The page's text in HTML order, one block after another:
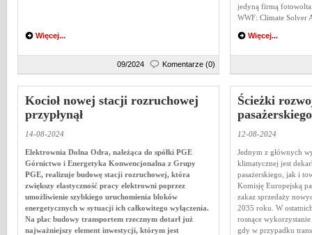
Więcej...
09/2024 Komentarze (0)
jedyną firmą
WWF: Climate Solver
Więcej...
Kocioł nowej stacji rozruchowej
przypłynął
14-08-2024
Elektrownia Dolna Odra, należąca do spółki PGE
Górnictwo i Energetyka Konwencjonalna z Grupy
PGE, realizuje budowę stacji rozruchowej, która
zwiększy elastyczność pracy elektrowni poprzez
umożliwienie szybkiego uruchomienia bloków
energetycznych w sytuacji ich całkowitego wyłączenia.
Na plac budowy transportem rzecznym dotarł już
najważniejszy element inwestycji, którym jest
Ścieżki
12-08-2024
Jednym z głównych
klimatycznej jest
pasażerskiego, jak i
Komisję Europejską
zakaz sprzedaży
2035 roku. W
rosnące
gdy w przypadku